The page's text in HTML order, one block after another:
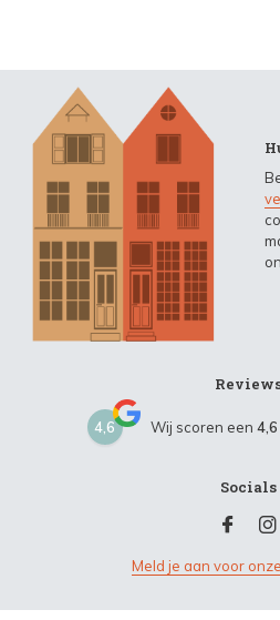
4,6 Wij scoren een 4,6
Socials
Meld je aan voor